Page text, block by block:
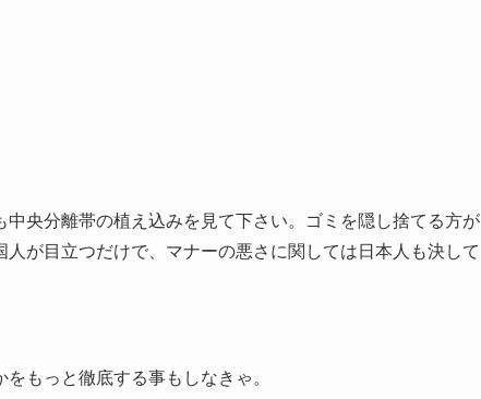
央分離帯の植え込みを見て下さい。ゴミを隠し捨てる方が
が目立つだけで、マナーの悪さに関しては日本人も決して
もっと徹底する事もしなきゃ。